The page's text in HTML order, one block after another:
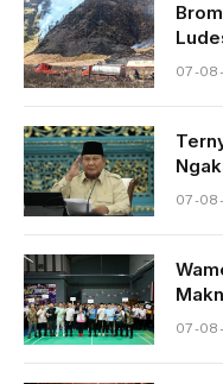
07-
07-
07-